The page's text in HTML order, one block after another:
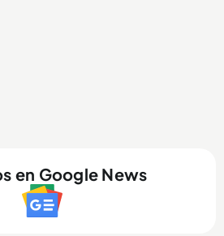
en Google News